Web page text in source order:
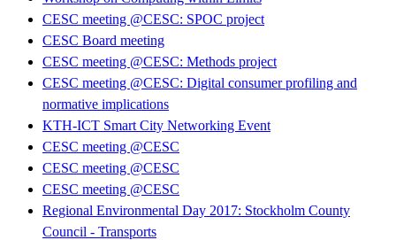
CESC meeting @CESC: SPOC project
CESC Board meeting
CESC meeting @CESC: Methods project
CESC meeting @CESC: Digital consumer profiling and
normative implications
KTH-ICT Smart City Networking Event
CESC meeting @CESC
CESC meeting @CESC
CESC meeting @CESC
Regional Environmental Day 2017: Stockholm County
Council - Transports